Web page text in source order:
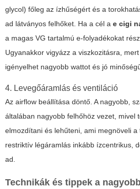
glycol) főleg az ízhűségért és a
ad látványos felhőket. Ha a cél a e cigi
a magas VG tartalmú e-folyadékokat
Ugyanakkor vigyázz a viszkozitásra,
igényelhet nagyobb wattot és jó
4. Levegőáramlás és ventiláció
Az airflow beállítása döntő. A nagyobb,
általában nagyobb felhőhöz vezet, mivel
elmozdítani és lehűteni, ami megnöveli a
restriktív légáramlás inkább ízcentrikus,
ad.
Technikák és tippek a